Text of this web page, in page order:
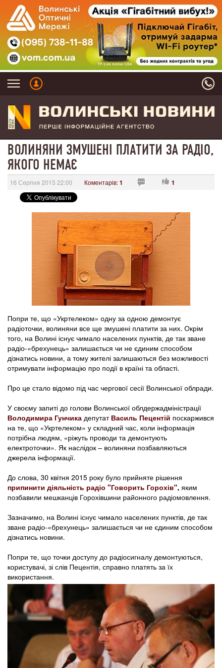
ВОЛИНЯНИ ЗМУШЕНІ ПЛАТИТИ ЗА РАДІО,
ЯКОГО НЕМАЄ
16 Серпня 2015 22:00 Коментарів:1 1
Попри те, що «Укртелеком» одну за одною демонтує
радіоточки, волиняни все ще змушені платити за них. Окрім
того, на Волині існує чимало населених пунктів, де так зване
радіо-«брехунець» залишається чи не єдиним способом
дізнатись новини, а тому жителі залишаються без можливості
отримувати інформацію про події в країні та області.
Про це стало відомо під час чергової сесії Волинської облради.
У своєму запиті до голови Волинської облдержадміністрації
Володимира Гунчика депутат Василь Пецентій поскаржився
на те, що «Укртелеком» у складний час, коли інформація
потрібна людям, «ріжуть проводи та демонтують
електроточки». Як наслідок – волиняни позбавляються
джерела інформації.
До слова, 30 квітня 2015 року було прийняте рішення
припинити діяльність радіо "Говорить Горохів", яким
позбавили мешканців Горохівшини районного радіомовлення.
Зазначимо, на Волині існує чимало населених пунктів, де так
зване радіо-«брехунець» залишається чи не єдиним способом
дізнатись новини.
Попри те, що точки доступу до радіосигналу демонтуються,
користувачі, зі слів Пецентія, справно платять за їх
використання.